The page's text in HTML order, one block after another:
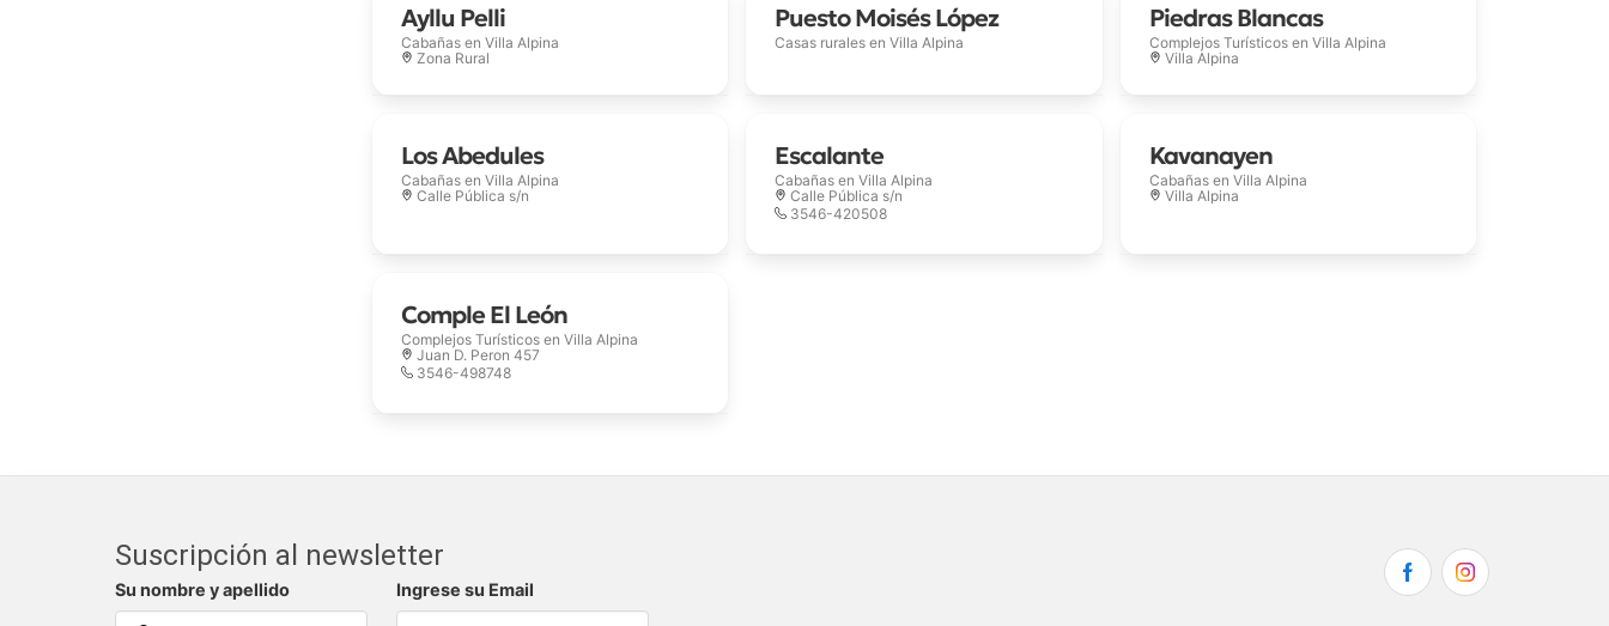
Ayllu Pelli
Cabañas en Villa Alpina
Zona Rural
Puesto Moisés López
Casas rurales enVilla Alpina
Piedras Blancas
Complejos Turísticos en Villa Alpina
Villa Alpina
Los Abedules
Cabañas en Villa Alpina
Calle Pública s/n
Escalante
Cabañas enVilla Alpina
Calle Pública s/n
3546-420508
Kavanayen
Cabañas en Villa Alpina
Villa Alpina
Comple El León
Complejos Turísticos en Villa Alpina
Juan D. Peron 457
3546-498748
Suscripción al newsletter
Su nombre y apellido Ingrese su Email